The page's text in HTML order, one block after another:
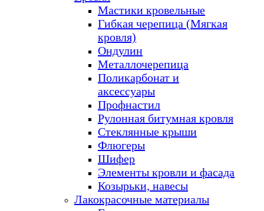
Мастики кровельные
Гибкая черепица (Мягкая
кровля)
Ондулин
Металлочерепица
Поликарбонат и
аксессуары
Профнастил
Рулонная битумная кровля
Стеклянные крыши
Флюгеры
Шифер
Элементы кровли и фасада
Козырьки, навесы
Лакокрасочные материалы